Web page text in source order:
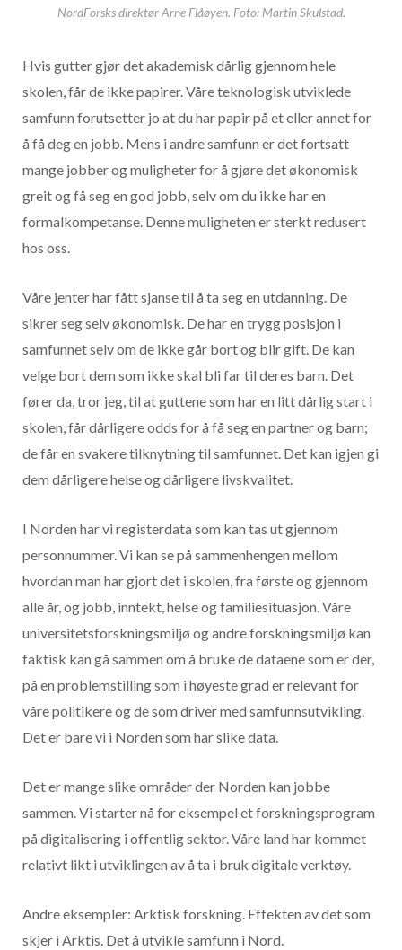
NordForsks direktør Arne Flåøyen. Foto: Martin Skulstad.
Hvis gutter gjør det akademisk dårlig gjennom hele
skolen, får de ikke papirer. Våre teknologisk utviklede
samfunn forutsetter jo at du har papir på et eller annet for
å få deg en jobb. Mens i andre samfunn er det fortsatt
mange jobber og muligheter for å gjøre det økonomisk
greit og få seg en god jobb, selv om du ikke har en
formalkompetanse. Denne muligheten er sterkt redusert
hos oss.
Våre jenter har fått sjanse til å ta seg en utdanning. De
sikrer seg selv økonomisk. De har en trygg posisjon i
samfunnet selv om de ikke går bort og blir gift. De kan
velge bort dem som ikke skal bli far til deres barn. Det
fører da, tror jeg, til at guttene som har en litt dårlig start i
skolen, får dårligere odds for å få seg en partner og barn;
de får en svakere tilknytning til samfunnet. Det kan igjen gi
dem dårligere helse og dårligere livskvalitet.
I Norden har vi registerdata som kan tas ut gjennom
personnummer. Vi kan se på sammenhengen mellom
hvordan man har gjort det i skolen, fra første og gjennom
alle år, og jobb, inntekt, helse og familiesituasjon. Våre
universitetsforskningsmiljø og andre forskningsmiljø kan
faktisk kan gå sammen om å bruke de dataene som er der,
på en problemstilling som i høyeste grad er relevant for
våre politikere og de som driver med samfunnsutvikling.
Det er bare vi i Norden som har slike data.
Det er mange slike områder der Norden kan jobbe
sammen. Vi starter nå for eksempel et forskningsprogram
på digitalisering i offentlig sektor. Våre land har kommet
relativt likt i utviklingen av å ta i bruk digitale verktøy.
Andre eksempler: Arktisk forskning. Effekten av det som
skjer i Arktis. Det å utvikle samfunn i Nord.